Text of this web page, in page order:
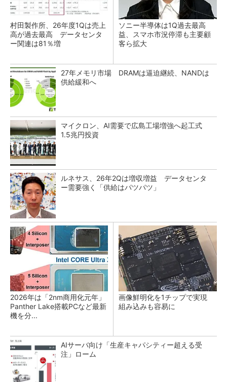
村田製作所、26年度1Qは売上
高が過去最高 データセンタ
ー関連は81％増
ソニー半導体は1Q過去最高
益、スマホ市況停滞も主要顧
客ら拡大
27年メモリ市場 DRAMは逼迫継続、NANDは
供給緩和へ
マイクロン、AI需要で広島工場増強へ起工式
1.5兆円投資
ルネサス、26年2Qは増収増益 データセンタ
ー需要強く「供給はパツパツ」
2026年は「2nm商用化元年」
Panther Lake搭載PCなど最新
機を分...
画像鮮明化を1チップで実現
組み込みも容易に
AIサーバ向け「生産キャパシティー超える受
注」ローム